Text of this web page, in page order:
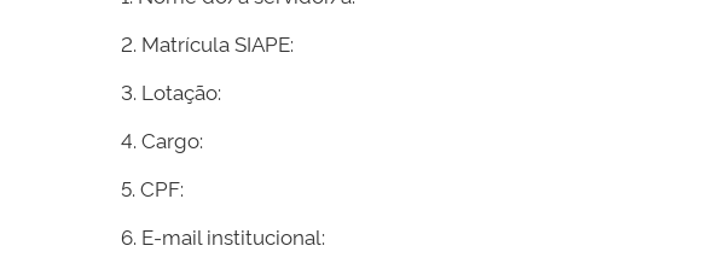
2. Matrícula SIAPE:
3. Lotação:
4. Cargo:
5. CPF:
6. E-mail institucional: